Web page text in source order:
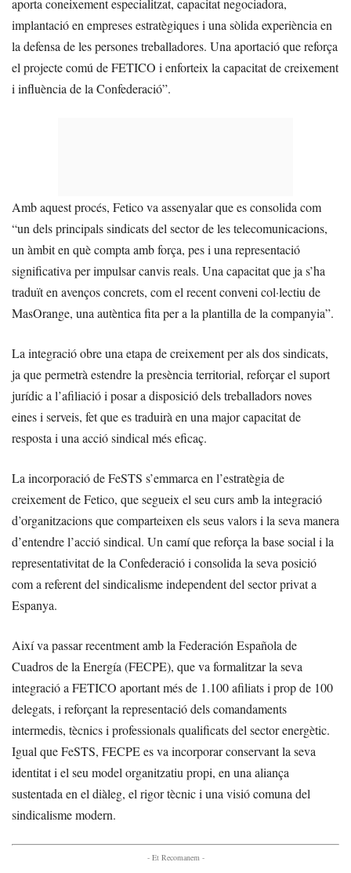
aporta coneixement especialitzat, capacitat negociadora,
implantació en empreses estratègiques i una sòlida experiència en
la defensa de les persones treballadores. Una aportació que reforça
el projecte comú de FETICO i enforteix la capacitat de creixement
i influència de la Confederació”.
Amb aquest procés, Fetico va assenyalar que es consolida com
“un dels principals sindicats del sector de les telecomunicacions,
un àmbit en què compta amb força, pes i una representació
significativa per impulsar canvis reals. Una capacitat que ja s’ha
traduït en avenços concrets, com el recent conveni col·lectiu de
MasOrange, una autèntica fita per a la plantilla de la companyia”.
La integració obre una etapa de creixement per als dos sindicats,
ja que permetrà estendre la presència territorial, reforçar el suport
jurídic a l’afiliació i posar a disposició dels treballadors noves
eines i serveis, fet que es traduirà en una major capacitat de
resposta i una acció sindical més eficaç.
La incorporació de FeSTS s’emmarca en l’estratègia de
creixement de Fetico, que segueix el seu curs amb la integració
d’organitzacions que comparteixen els seus valors i la seva manera
d’entendre l’acció sindical. Un camí que reforça la base social i la
representativitat de la Confederació i consolida la seva posició
com a referent del sindicalisme independent del sector privat a
Espanya.
Així va passar recentment amb la Federación Española de
Cuadros de la Energía (FECPE), que va formalitzar la seva
integració a FETICO aportant més de 1.100 afiliats i prop de 100
delegats, i reforçant la representació dels comandaments
intermedis, tècnics i professionals qualificats del sector energètic.
Igual que FeSTS, FECPE es va incorporar conservant la seva
identitat i el seu model organitzatiu propi, en una aliança
sustentada en el diàleg, el rigor tècnic i una visió comuna del
sindicalisme modern.
- Et Recomanem -